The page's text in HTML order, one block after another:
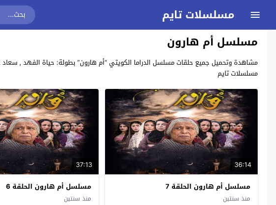
مسلسلات تايم
مسلسل أم هارون
مسلسلات تايم
36:14
مسلسل أم هارون الحلقة 7
منذ سنتين
37:13
مسلسل أم هارون الحلقة 6
منذ سنتين